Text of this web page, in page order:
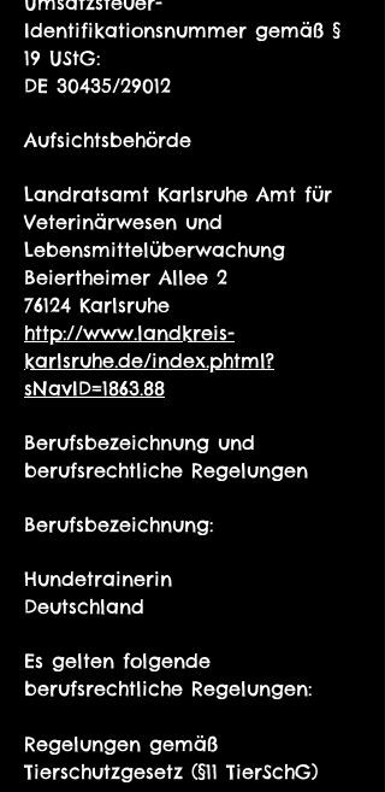
Identifikationsnummer gemäß §
19 UStG:
DE 30435/29012
Aufsichtsbehörde
Landratsamt Karlsruhe Amt für
Veterinärwesen und
Lebensmittelüberwachung
Beiertheimer Allee 2
76124 Karlsruhe
http://www.landkreis-
karlsruhe.de/index.phtml?
sNavID=1863.88
Berufsbezeichnung und
berufsrechtliche Regelungen
Berufsbezeichnung:
Hundetrainerin
Deutschland
Es gelten folgende
berufsrechtliche Regelungen:
Regelungen gemäß
Tierschutzgesetz (§11 TierSchG)